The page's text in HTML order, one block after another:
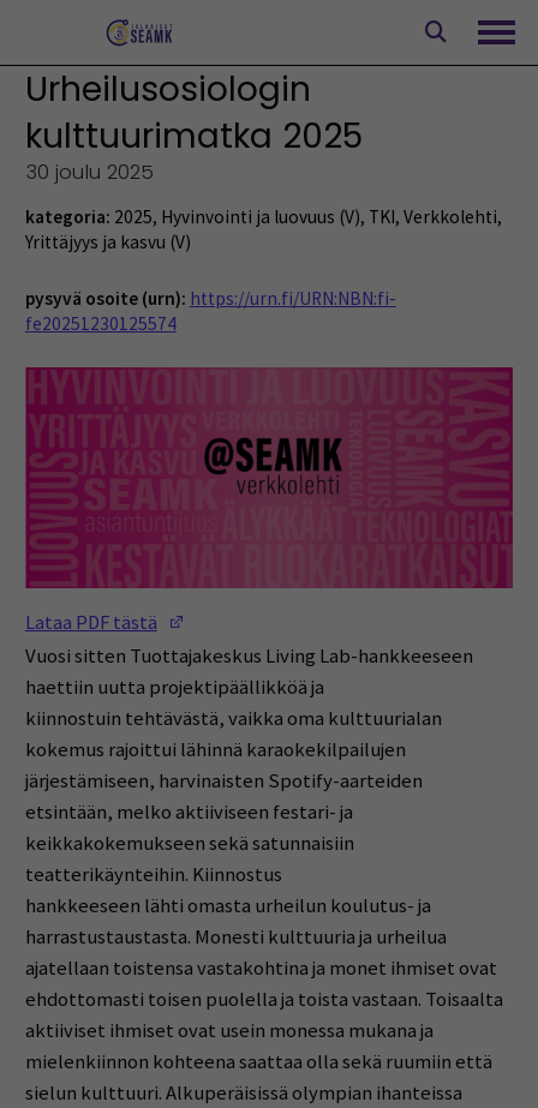
Urheilusosiologin
kulttuurimatka 2025
30 joulu 2025
kategoria: 2025, Hyvinvointi ja luovuus (V), TKI, Verkkolehti,
Yrittäjyys ja kasvu (V)
pysyvä osoite (urn): https://urn.fi/URN:NBN:fi-
fe20251230125574
Lataa PDF tästä
Vuosi sitten Tuottajakeskus Living Lab-hankkeeseen
haettiin uutta projektipäällikköä ja
kiinnostuin tehtävästä, vaikka oma kulttuurialan
kokemus rajoittui lähinnä karaokekilpailujen
järjestämiseen, harvinaisten Spotify-aarteiden
etsintään, melko aktiiviseen festari- ja
keikkakokemukseen sekä satunnaisiin
teatterikäynteihin. Kiinnostus
hankkeeseen lähti omasta urheilun koulutus- ja
harrastustaustasta. Monesti kulttuuria ja urheilua
ajatellaan toistensa vastakohtina ja monet ihmiset ovat
ehdottomasti toisen puolella ja toista vastaan. Toisaalta
aktiiviset ihmiset ovat usein monessa mukana ja
mielenkiinnon kohteena saattaa olla sekä ruumiin että
sielun kulttuuri. Alkuperäisissä olympian ihanteissa